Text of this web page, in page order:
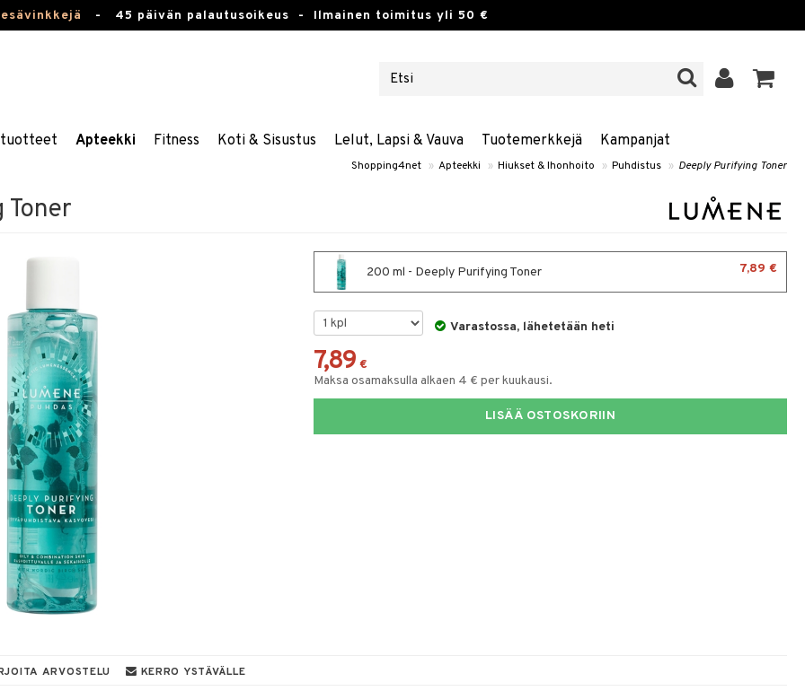
- 45 päivän palautusoikeus - Ilmainen toimitus yli 50 €
Apteekki Fitness Koti & Sisustus Lelut, Lapsi & Vauva Tuotemerkkejä Kampanjat
Shopping4net » Apteekki » Hiukset & Ihonhoito » Puhdistus » Deeply Purifying Toner
200 ml - Deeply Purifying Toner 7,89 €
Varastossa, lähetetään heti
7,89 €
Maksa osamaksulla alkaen 4 € per kuukausi.
LISÄÄ OSTOSKORIIN
ARVOSTELU KERRO YSTÄVÄLLE